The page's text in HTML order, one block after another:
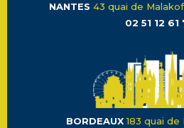
NANTES 43 quai de
02 51 12 61
BORDEAUX 183 quai de